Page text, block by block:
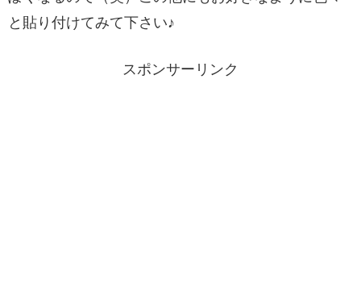
と貼り付けてみて下さい♪
スポンサーリンク